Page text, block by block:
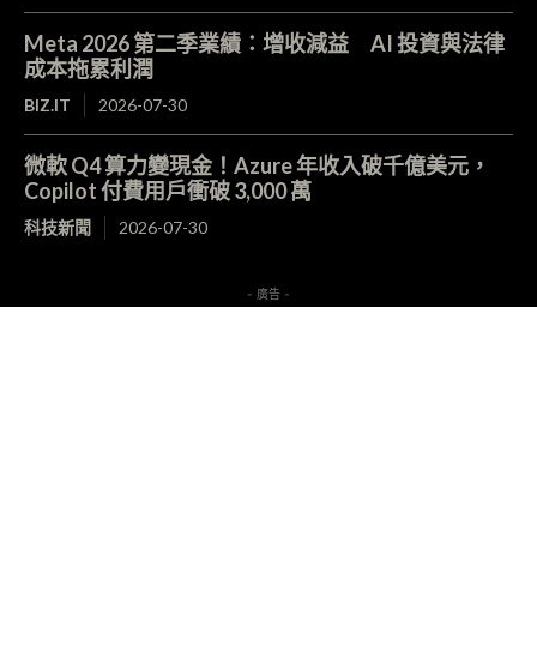
Meta 2026 第二季業績：增收減益 AI 投資與法律
成本拖累利潤
BIZ.IT 2026-07-30
微軟 Q4 算力變現金！Azure 年收入破千億美元，
Copilot 付費用戶衝破 3,000 萬
科技新聞 2026-07-30
- 廣告 -